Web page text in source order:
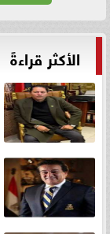
الأكثر قراءةً